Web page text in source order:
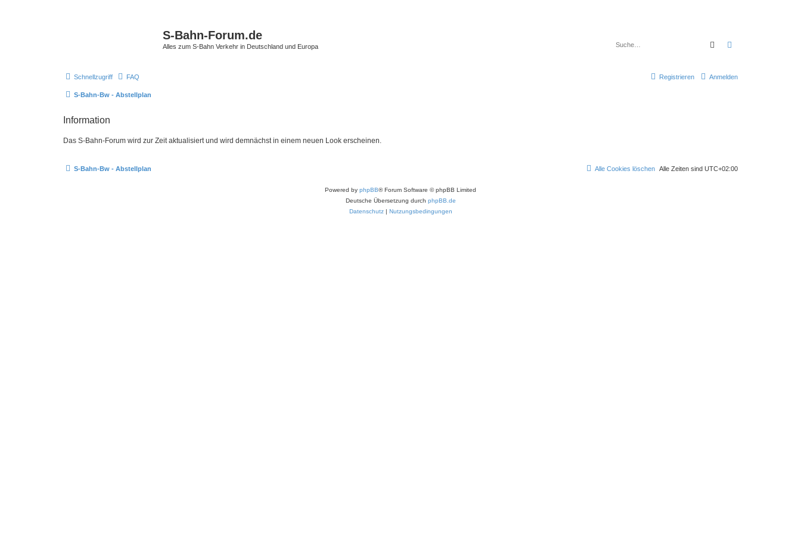
S-Bahn-Forum.de
Alles zum S-Bahn Verkehr in Deutschland und Europa Suche
Schnellzugriff FAQ Anmelden
Registrieren
S-Bahn-Bw - Abstellplan
Information
Das S-Bahn-Forum wird zur Zeit aktualisiert und wird demnächst in einem neuen Look erscheinen.
S-Bahn-Bw - Abstellplan Alle Zeiten sind UTC+02:00
Alle Cookies löschen
Powered by phpBB® Forum Software © phpBB Limited
Deutsche Übersetzung durch phpBB.de
Datenschutz| Nutzungsbedingungen